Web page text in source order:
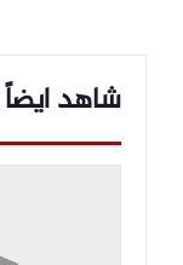
شاهد ايضاً